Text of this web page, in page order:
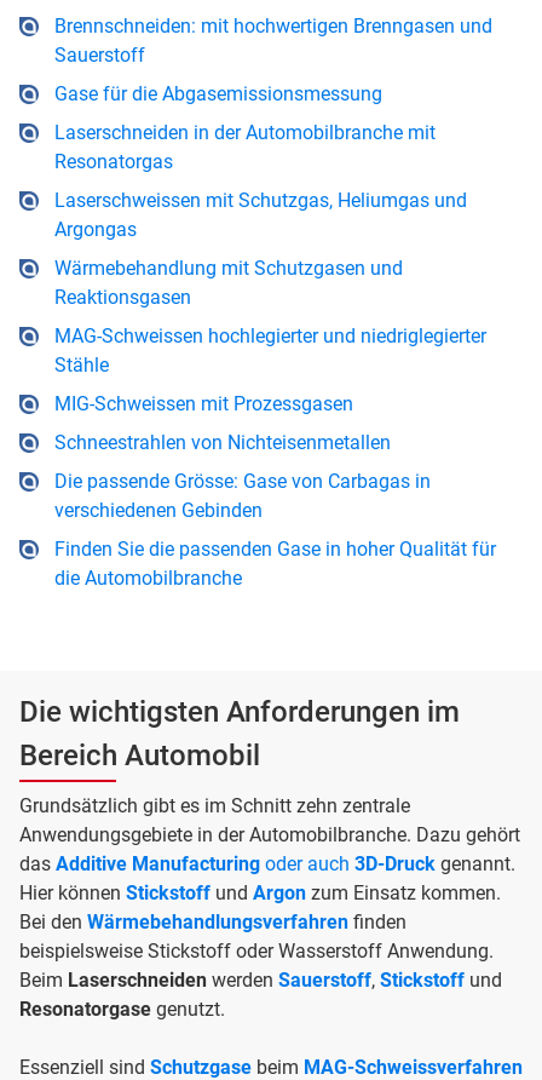
Brennschneiden: mit hochwertigen Brenngasen und
Sauerstoff
Gase für die Abgasemissionsmessung
Laserschneiden in der Automobilbranche mit
Resonatorgas
Laserschweissen mit Schutzgas, Heliumgas und
Argongas
Wärmebehandlung mit Schutzgasen und
Reaktionsgasen
MAG-Schweissen hochlegierter und niedriglegierter
Stähle
MIG-Schweissen mit Prozessgasen
Schneestrahlen von Nichteisenmetallen
Die passende Grösse: Gase von Carbagas in
verschiedenen Gebinden
Finden Sie die passenden Gase in hoher Qualität für
die Automobilbranche
Die wichtigsten Anforderungen im
Bereich Automobil
Grundsätzlich gibt es im Schnitt zehn zentrale
Anwendungsgebiete in der Automobilbranche. Dazu gehört
das Additive Manufacturing oder auch 3D-Druck genannt.
Hier können Stickstoff und Argon zum Einsatz kommen.
Bei den Wärmebehandlungsverfahren finden
beispielsweise Stickstoff oder Wasserstoff Anwendung.
Beim Laserschneiden werden Sauerstoff, Stickstoff und
Resonatorgase genutzt.
Essenziell sind Schutzgase beim MAG-Schweissverfahren